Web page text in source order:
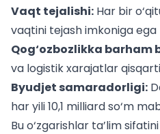
Vaqt tejalishi: Har bir
vaqtini tejash imkoniga ega
Qog‘ozbozlikka barham
va logistik xarajatlar
Byudjet samaradorligi:
har yili 10,1 milliard so‘m
Bu o‘zgarishlar ta’lim